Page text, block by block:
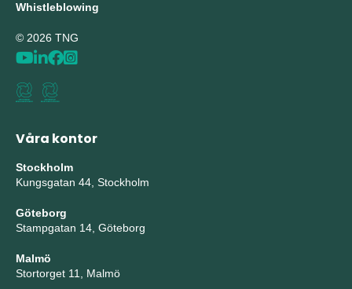
Whistleblowing
© 2026 TNG
Våra kontor
Stockholm
Kungsgatan 44, Stockholm
Göteborg
Stampgatan 14, Göteborg
Malmö
Stortorget 11, Malmö